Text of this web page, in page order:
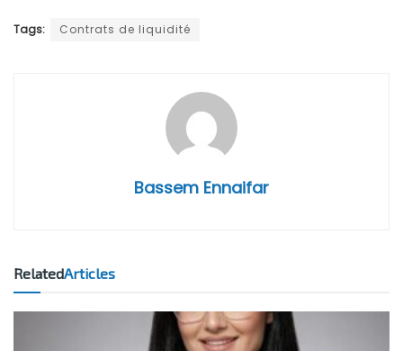
Tags: Contrats de liquidité
Bassem Ennaifar
RelatedArticles